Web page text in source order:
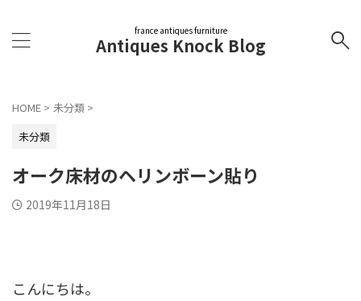
france antiques furniture
Antiques Knock Blog
HOME > 未分類 >
未分類
オーク床材のヘリンボーン貼り
2019年11月18日
こんにちは。